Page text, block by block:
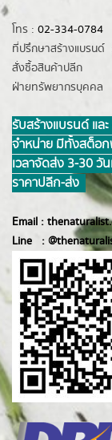
โทร : 02-334-0784
ที่ปรึกษาสร้างแบรนด์
สั่งซื้อสินค้าปลีก
ฝ่ายทรัพยากรบุคคล
รับสร้างแบรนด์ แ
จำหน่าย มีทั้งสต็อก
เวลาจัดส่ง 3-30 วั
ราคาปลีก-ส่ง
Email :
Line : @thenatur